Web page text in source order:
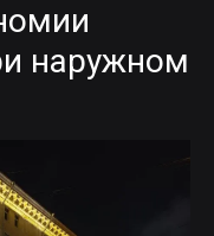
наружном